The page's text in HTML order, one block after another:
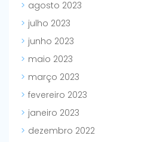
agosto 2023
julho 2023
junho 2023
maio 2023
março 2023
fevereiro 2023
janeiro 2023
dezembro 2022